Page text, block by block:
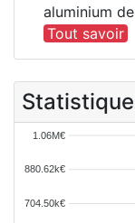
aluminium
Tout savoir
1.06M€
880.62k€
704.50k€